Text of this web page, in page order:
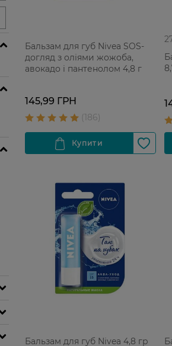
Бальзам для губ Nivea SOS-
догляд з оліями жожоба,
авокадо і пантенолом 4,8 г
145,99 ГРН
Бальзам для губ Nivea 4,8 гр